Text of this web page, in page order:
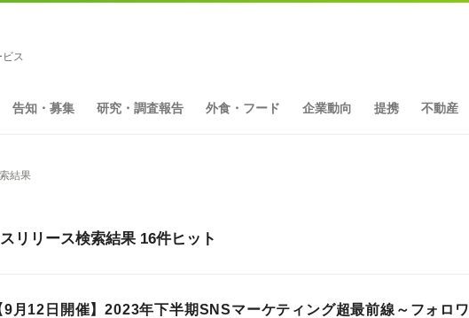
ス
告知・募集 研究・調査報告 外食・フード 企業動向 提携 不動産
結果
リリース検索結果 16件ヒット
9月12日開催】2023年下半期SNSマーケティング超最前線～フォロ